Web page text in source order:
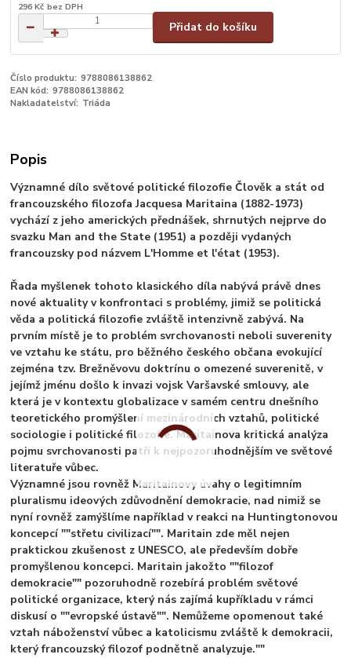
296 Kč bez DPH
Přidat do košíku
Číslo produktu: 9788086138862
EAN kód: 9788086138862
Nakladatelství: Triáda
Popis
Významné dílo světové politické filozofie Člověk a stát od
francouzského filozofa Jacquesa Maritaina (1882-1973)
vychází z jeho amerických přednášek, shrnutých nejprve do
svazku Man and the State (1951) a později vydaných
francouzsky pod názvem L'Homme et l'état (1953).
Řada myšlenek tohoto klasického díla nabývá právě dnes
nové aktuality v konfrontaci s problémy, jimiž se politická
věda a politická filozofie zvláště intenzivně zabývá. Na
prvním místě je to problém svrchovanosti neboli suverenity
ve vztahu ke státu, pro běžného českého občana evokující
zejména tzv. Brežněvovu doktrínu o omezené suverenitě, v
jejímž jménu došlo k invazi vojsk Varšavské smlouvy, ale
která je v kontextu globalizace v samém centru dnešního
teoretického promýšlení mezinárodních vztahů, politické
sociologie i politické filozofie. Maritainova kritická analýza
pojmu svrchovanosti patří k nejpozoruhodnějším ve světové
literatuře vůbec.
Významné jsou rovněž Maritainovy úvahy o legitimním
pluralismu ideových zdůvodnění demokracie, nad nimiž se
nyní rovněž zamýšlíme například v reakci na Huntingtonovou
koncepcí ""střetu civilizací"". Maritain zde měl nejen
praktickou zkušenost z UNESCO, ale především dobře
promyšlenou koncepci. Maritain jakožto ""filozof
demokracie"" pozoruhodně rozebírá problém světové
politické organizace, který nás zajímá kupříkladu v rámci
diskusí o ""evropské ústavě"". Nemůžeme opomenout také
vztah náboženství vůbec a katolicismu zvláště k demokracii,
který francouzský filozof podnětně analyzuje.""